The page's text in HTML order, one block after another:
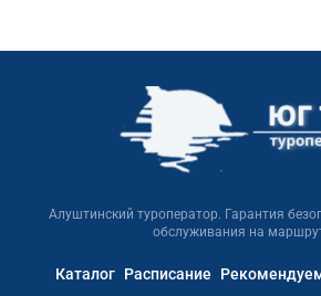
Алуштинский туроператор. Гарантия
обслуживания на
Каталог Расписание